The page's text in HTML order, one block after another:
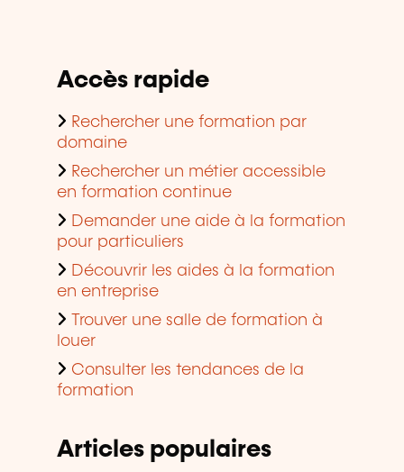
Accès rapide
Rechercher une formation par
domaine
Rechercher un métier accessible
en formation continue
Demander une aide à la formation
pour particuliers
Découvrir les aides à la formation
en entreprise
Trouver une salle de formation à
louer
Consulter les tendances de la
formation
Articles populaires